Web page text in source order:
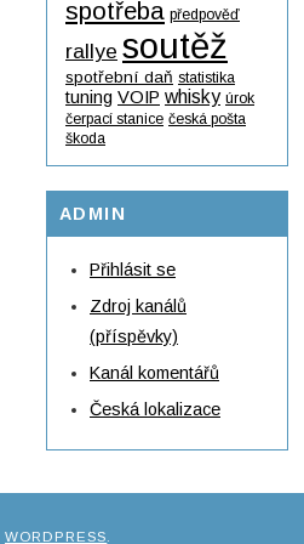
spotřeba předpověď
rallye soutěž
spotřební daň statistika
tuning VOIP whisky úrok
čerpací stanice česká pošta
škoda
ADMIN
Přihlásit se
Zdroj kanálů
(příspěvky)
Kanál komentářů
Česká lokalizace
WORDPRESS